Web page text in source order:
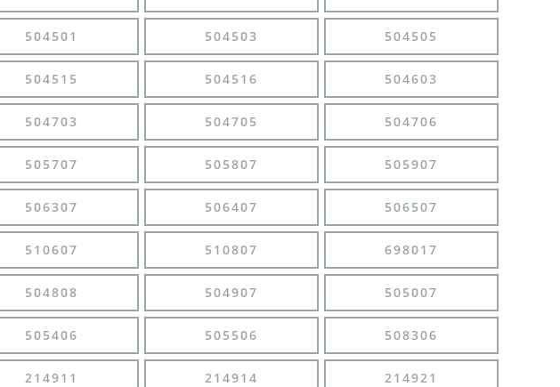
504501 504503 504505
504515 504516 504603
504703 504705 504706
505707 505807 505907
506307 506407 506507
510607 510807 698017
504808 504907 505007
505406 505506 508306
214911 214914 214921